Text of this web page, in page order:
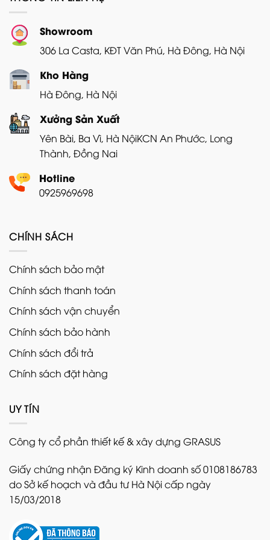
Showroom
306 La Casta, KĐT Văn Phú, Hà Đông, Hà Nội
Kho Hàng
Hà Đông, Hà Nội
Xưởng Sản Xuất
Yên Bài, Ba Vì, Hà NộiKCN An Phước, Long
Thành, Đồng Nai
Hotline
0925969698
CHÍNH SÁCH
Chính sách bảo mật
Chính sách thanh toán
Chính sách vận chuyển
Chính sách bảo hành
Chính sách đổi trả
Chính sách đặt hàng
UY TÍN
Công ty cổ phần thiết kế & xây dựng GRASUS
Giấy chứng nhận Đăng ký Kinh doanh số 0108186783
do Sở kế hoạch và đầu tư Hà Nội cấp ngày
15/03/2018